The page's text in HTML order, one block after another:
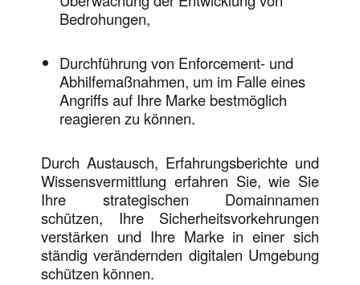
Bedrohungen,
Durchführung von Enforcement- und
Abhilfemaßnahmen, um im Falle eines
Angriffs auf Ihre Marke bestmöglich
reagieren zu können.
Durch Austausch, Erfahrungsberichte und
Wissensvermittlung erfahren Sie, wie Sie
Ihre strategischen Domainnamen
schützen, Ihre Sicherheitsvorkehrungen
verstärken und Ihre Marke in einer sich
ständig verändernden digitalen Umgebung
schützen können.